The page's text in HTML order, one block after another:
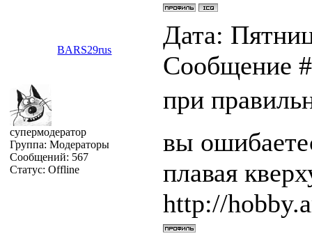
BARS29rus
Дата:
Сообщение
супермодератор
Группа: Модераторы
Сообщений: 567
Статус: Offline
при
вы
плавая
http://